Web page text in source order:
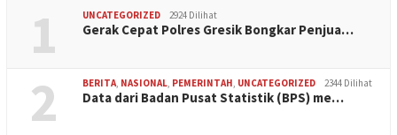
1 UNCATEGORIZED 2924 Dilihat
Gerak Cepat Polres Gresik Bongkar Penjua…
2 BERITA, NASIONAL, PEMERINTAH, UNCATEGORIZED 2344 Dilihat
Data dari Badan Pusat Statistik (BPS) me…